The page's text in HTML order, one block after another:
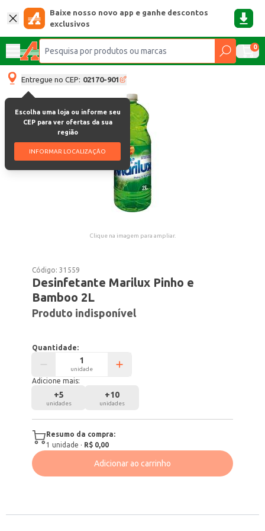
Baixe nosso novo app e ganhe descontos
exclusivos
0
Entregue no CEP: 02170-901
Escolha uma loja ou informe seu
CEP para ver ofertas da sua
região
INFORMAR LOCALIZAÇÃO
Clique na imagem para ampliar.
Código:31559
Desinfetante Marilux Pinho e
Bamboo 2L
Produto indisponível
Quantidade:
unidade
Adicione mais:
+5
unidades
+10
unidades
Resumo da compra:
1 unidade · R$ 0,00
Adicionar ao carrinho